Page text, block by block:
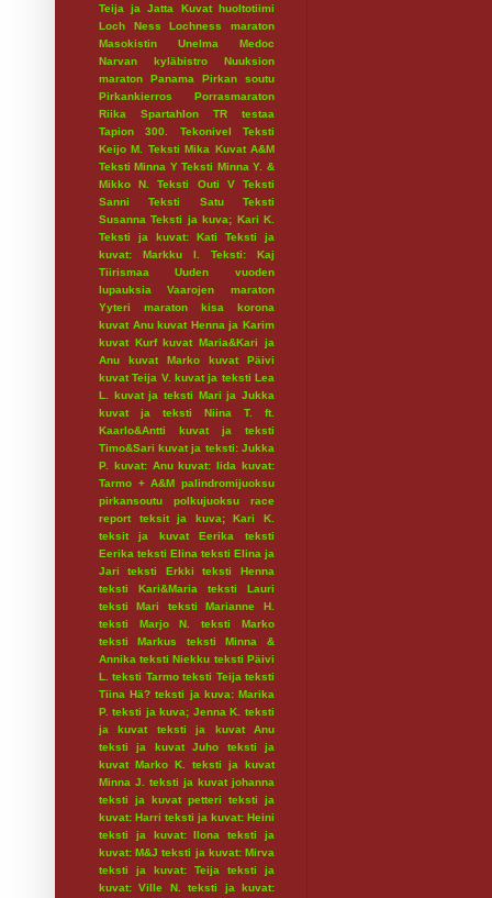
Teija ja Jatta
Kuvat huoltotiimi
Loch Ness
Lochness maraton
Masokistin Unelma
Medoc
Narvan kyläbistro
Nuuksion
maraton
Panama
Pirkan soutu
Pirkankierros
Porrasmaraton
Riika
Spartahlon
TR testaa
Tapion 300.
Tekonivel
Teksti
Keijo M.
Teksti Mika Kuvat A&M
Teksti Minna Y Teksti Minna Y. &
Mikko N.
Teksti Outi V
Teksti
Sanni
Teksti Satu
Teksti
Susanna Teksti ja kuva; Kari K.
Teksti ja kuvat: Kati
Teksti ja
kuvat: Markku I.
Teksti: Kaj
Tiirismaa
Uuden vuoden
lupauksia
Vaarojen maraton
Yyteri maraton
kisa
korona
kuvat Anu kuvat Henna ja Karim
kuvat Kurf kuvat Maria&Kari ja
Anu
kuvat Marko
kuvat Päivi
kuvat Teija V. kuvat ja teksti Lea
L.
kuvat ja teksti Mari ja Jukka
kuvat ja teksti Niina T. ft.
Kaarlo&Antti
kuvat ja teksti
Timo&Sari kuvat ja teksti: Jukka
P.
kuvat: Anu kuvat: Iida kuvat:
Tarmo + A&M palindromijuoksu
pirkansoutu
polkujuoksu
race
report
teksit ja kuva; Kari K.
teksit ja kuvat Eerika
teksti
Eerika teksti Elina teksti Elina ja
Jari
teksti Erkki
teksti Henna
teksti Kari&Maria
teksti Lauri
teksti Mari
teksti Marianne H.
teksti Marjo N.
teksti Marko
teksti Markus
teksti Minna &
Annika teksti Niekku teksti Päivi
L.
teksti Tarmo teksti Teija teksti
Tiina Hä? teksti ja kuva: Marika
P. teksti ja kuva; Jenna K.
teksti
ja kuvat
teksti ja kuvat Anu
teksti ja kuvat Juho
teksti ja
kuvat Marko K.
teksti ja kuvat
Minna J.
teksti ja kuvat johanna
teksti ja kuvat petteri
teksti ja
kuvat: Harri teksti ja kuvat: Heini
teksti ja kuvat: Ilona
teksti ja
kuvat: M&J teksti ja kuvat: Mirva
teksti ja kuvat: Teija
teksti ja
kuvat: Ville N.
teksti ja kuvat: